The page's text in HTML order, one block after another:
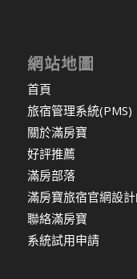
網站地圖
首頁
旅宿管理系統(PMS)
關於滿房寶
好評推薦
滿房部落
滿房寶旅宿官網設
聯絡滿房寶
系統試用申請